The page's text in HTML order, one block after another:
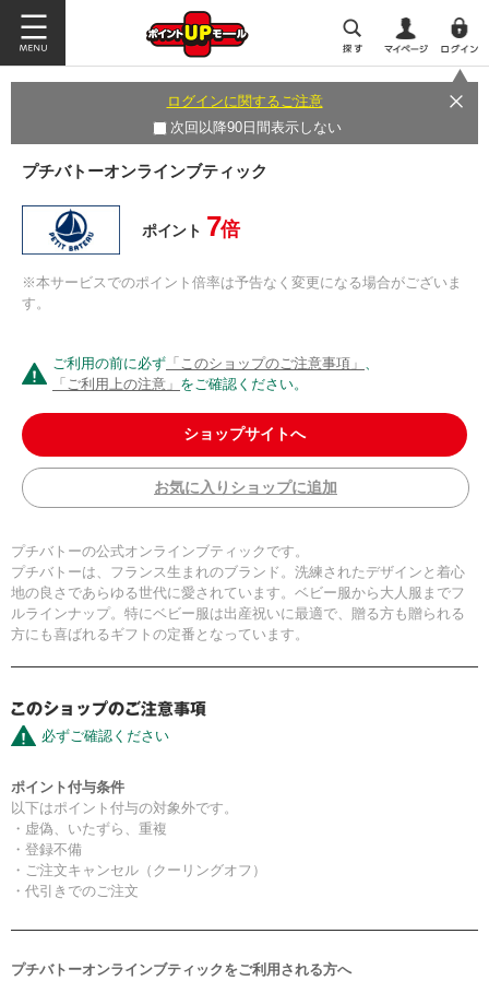
ログインに関するご注意
次回以降90日間表示しない
プチバトーオンラインブティック
ポイント 7倍
※本サービスでのポイント倍率は予告なく変更になる場合がございま
す。
ご利用の前に必ず 「このショップのご注意事項」 、
「ご利用上の注意」 をご確認ください。
ショップサイトへ
お気に入りショップに追加
プチバトーの公式オンラインブティックです。
プチバトーは、フランス生まれのブランド。洗練されたデザインと着心
地の良さであらゆる世代に愛されています。ベビー服から大人服までフ
ルラインナップ。特にベビー服は出産祝いに最適で、贈る方も贈られる
方にも喜ばれるギフトの定番となっています。
必ずご確認ください
ポイント付与条件
以下はポイント付与の対象外です。
・虚偽、いたずら、重複
・登録不備
・ご注文キャンセル（クーリングオフ）
・代引きでのご注文
プチバトーオンラインブティックをご利用される方へ